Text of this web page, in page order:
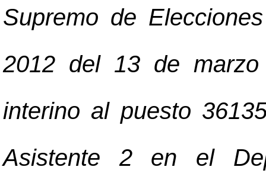
Supremo de
2012 del 13 de
interino al puesto
Asistente 2 en el